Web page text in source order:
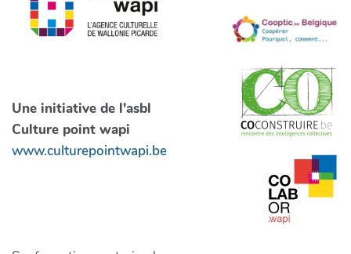
Une initiative de l'asbl
Culture point wapi
www.culturepointwapi.be